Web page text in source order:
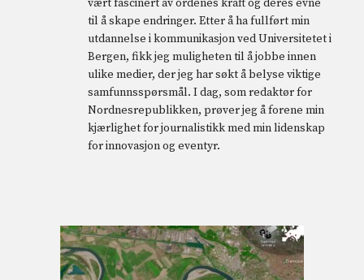
vært fascinert av ordenes kraft og deres evne
til å skape endringer. Etter å ha fullført min
utdannelse i kommunikasjon ved Universitetet i
Bergen, fikk jeg muligheten til å jobbe innen
ulike medier, der jeg har søkt å belyse viktige
samfunnsspørsmål. I dag, som redaktør for
Nordnesrepublikken, prøver jeg å forene min
kjærlighet for journalistikk med min lidenskap
for innovasjon og eventyr.